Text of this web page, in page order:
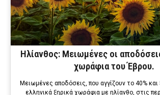
Ηλίανθος: Μειωμένες οι
χωράφια του Έβρου.
Μειωμένες αποδόσεις, που αγγίζουν το 40%
ελληνικά ξηρικά χωράφια με ηλίανθο, στις